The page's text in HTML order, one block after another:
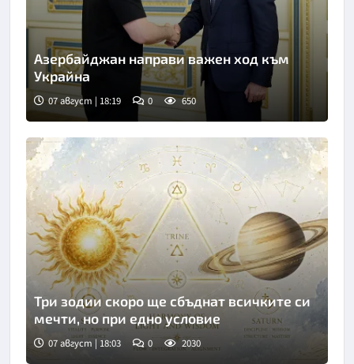
Азербайджан направи важен ход към
Украйна
07 август | 18:19 0 650
Три зодии скоро ще сбъднат всичките си
мечти, но при едно условие
07 август | 18:03 0 2030